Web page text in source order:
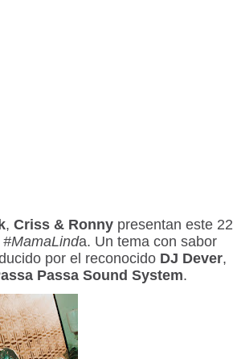
, Criss & Ronnypresentan este 22
#MamaLinda. Un tema con sabor
por el reconocido DJ Dever,
Passa Sound System.